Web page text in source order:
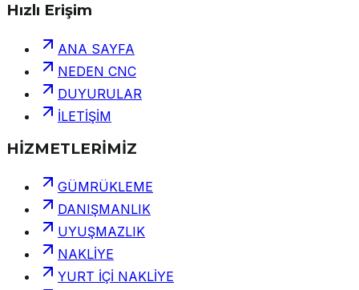
Hızlı Erişim
ANA SAYFA
NEDEN CNC
DUYURULAR
İLETİŞİM
HİZMETLERİMİZ
GÜMRÜKLEME
DANIŞMANLIK
UYUŞMAZLIK
NAKLİYE
YURT İÇİ NAKLİYE